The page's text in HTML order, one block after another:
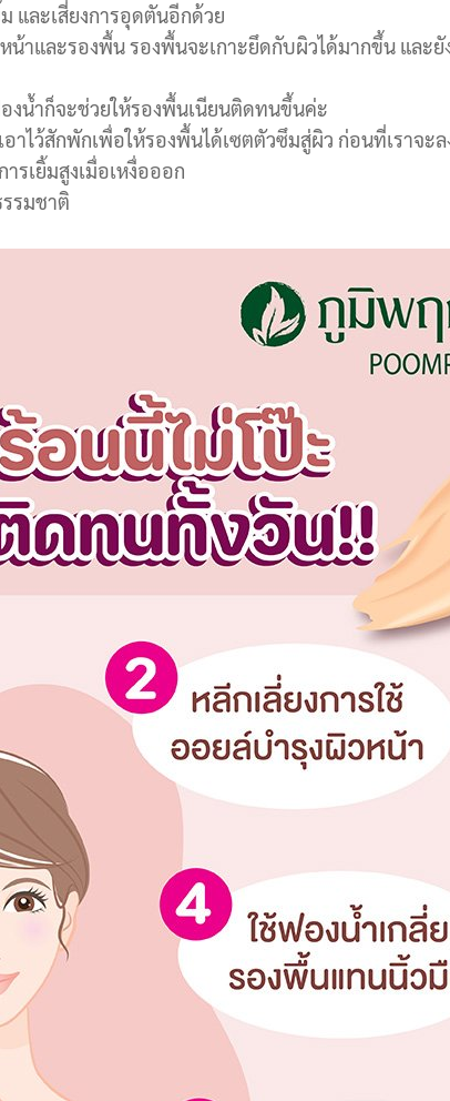
และเสี่ยงการอุดตันอีกด้วย
น้าและรองพื้น รองพื้นจะเกาะยึดกับผิวได้มากขึ้น และ
งน้ำก็จะช่วยให้รองพื้นเนียนติดทนขึ้นค่ะ
าไว้สักพักเพื่อให้รองพื้นได้เซตตัวซึมสู่ผิว ก่อนที่เราจะ
รเยิ้มสูงเมื่อเหงื่อออก
รมชาติ